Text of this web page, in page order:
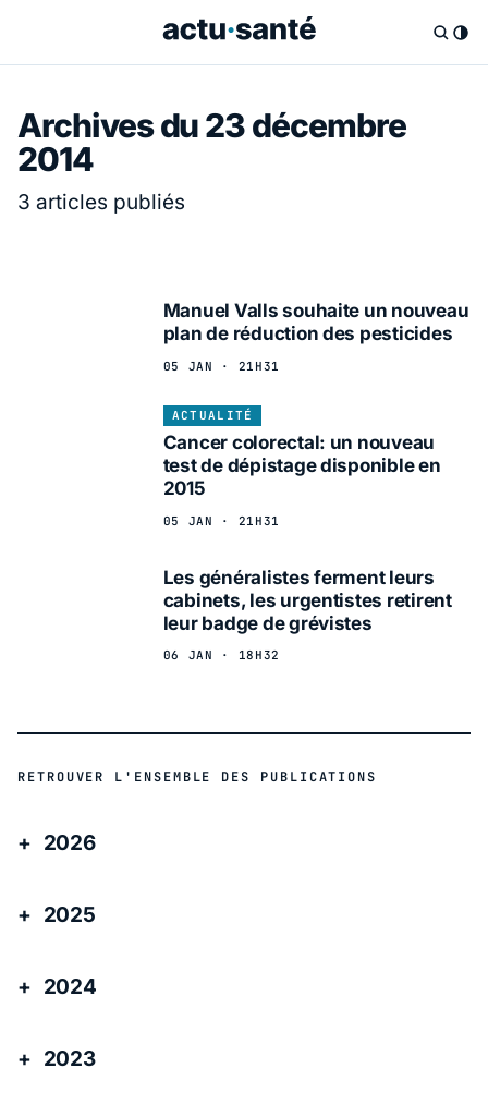
Archives du 23 décembre
2014
3 articles publiés
Manuel Valls souhaite un nouveau
plan de réduction des pesticides
05 JAN · 21H31
ACTUALITÉ
Cancer colorectal: un nouveau
test de dépistage disponible en
2015
05 JAN · 21H31
Les généralistes ferment leurs
cabinets, les urgentistes retirent
leur badge de grévistes
06 JAN · 18H32
RETROUVER L'ENSEMBLE DES PUBLICATIONS
2026
2025
2024
2023